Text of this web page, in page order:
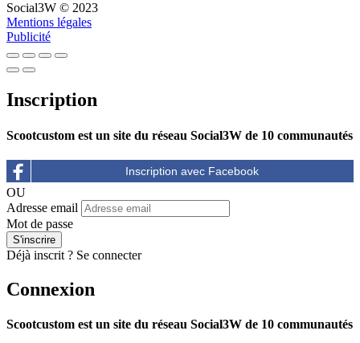
Social3W © 2023
Mentions légales
Publicité
Inscription
Scootcustom est un site du réseau Social3W de 10 communautés
OU
Adresse email
Mot de passe
Déjà inscrit ? Se connecter
Connexion
Scootcustom est un site du réseau Social3W de 10 communautés